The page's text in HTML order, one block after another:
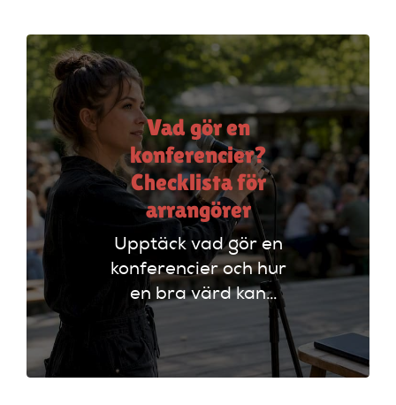
Vad gör en
konferencier?
Checklista för
arrangörer
Upptäck vad gör en
konferencier och hur
en bra värd kan
lyfta ditt event. Följ
vår checklista för
att säkerställa en